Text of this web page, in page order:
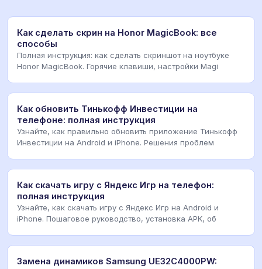
Как сделать скрин на Honor MagicBook: все
способы
Полная инструкция: как сделать скриншот на ноутбуке
Honor MagicBook. Горячие клавиши, настройки Magi
Как обновить Тинькофф Инвестиции на
телефоне: полная инструкция
Узнайте, как правильно обновить приложение Тинькофф
Инвестиции на Android и iPhone. Решения проблем
Как скачать игру с Яндекс Игр на телефон:
полная инструкция
Узнайте, как скачать игру с Яндекс Игр на Android и
iPhone. Пошаговое руководство, установка APK, об
Замена динамиков Samsung UE32C4000PW: